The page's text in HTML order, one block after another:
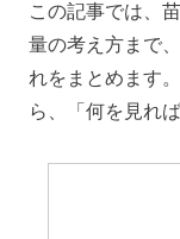
この記事では、
量の考え方まで
れをまとめます
ら、「何を見れ